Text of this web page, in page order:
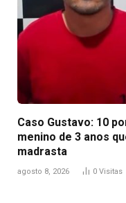
Caso Gustavo: 10
menino de 3 anos
madrasta
agosto 8, 2026 0 Visitas